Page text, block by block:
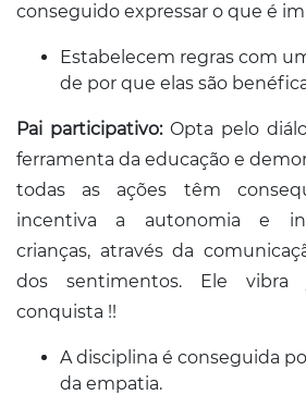
conseguido expressar o que é
Estabelecem regras com
de por que elas são
Pai participativo:Opta pelo
ferramenta da educação e
todas as ações têm
incentiva a autonomia e
crianças, através da
dos sentimentos. Ele
conquista !!
A disciplina é conseguida
da empatia.